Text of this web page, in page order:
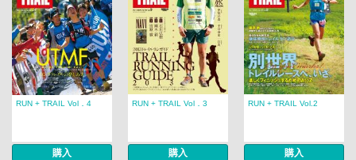
RUN + TRAIL Vol．4
購入
RUN + TRAIL Vol．3
購入
RUN + TRAIL Vol.2
購入